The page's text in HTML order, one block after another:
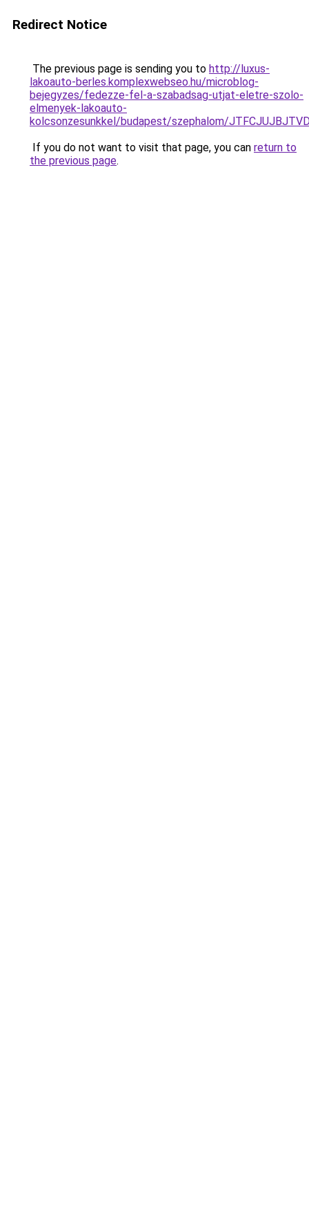
Redirect Notice
The previous page is sending you to http://luxus-
lakoauto-berles.komplexwebseo.hu/microblog-
bejegyzes/fedezze-fel-a-szabadsag-utjat-eletre-szolo-
elmenyek-lakoauto-
kolcsonzesunkkel/budapest/szephalom/
If you do not want to visit that page, you can return to
the previous page.